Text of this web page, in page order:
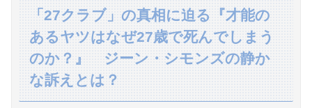
「27クラブ」の真相に迫る『才能の
あるヤツはなぜ27歳で死んでしまう
のか？』 ジーン・シモンズの静か
な訴えとは？